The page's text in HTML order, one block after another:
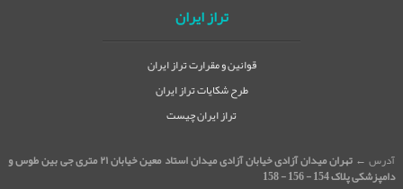
تراز ایران
قوانین و مقرارت تراز ایران
طرح شکایات تراز ایران
تراز ایران چیست
آدرس ← تهران میدان آزادی خیابان آزادی میدان استاد معین خیابان ۲۱ متری جی بین طوس و
دامپزشکی پلاک 154 - 156 - 158